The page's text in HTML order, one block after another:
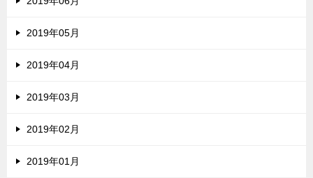
2019年05月
2019年04月
2019年03月
2019年02月
2019年01月